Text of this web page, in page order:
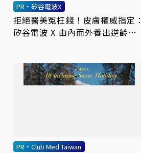
PR・矽谷電波X
拒絕醫美冤枉錢！皮膚權威指定：
矽谷電波 X 由內而外養出逆齡好
PR・Club Med Taiwan